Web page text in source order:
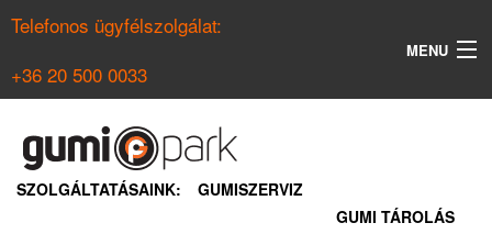
Telefonos ügyfélszolgálat:
+36 20 500 0033
MENU
NYÁRI GUMI KERESŐ
SZOLGÁLTATÁSAINK:
GUMISZERVIZ
GUMI TÁROLÁS